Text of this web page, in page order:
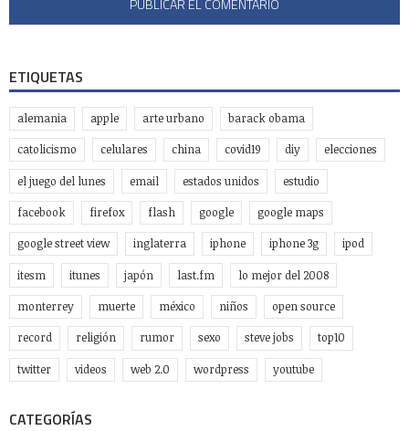
ETIQUETAS
alemania apple arte urbano barack obama
catolicismo celulares china covid19 diy elecciones
el juego del lunes email estados unidos estudio
facebook firefox flash google google maps
google street view inglaterra iphone iphone 3g ipod
itesm itunes japón last.fm lo mejor del 2008
monterrey muerte méxico niños open source
record religión rumor sexo steve jobs top10
twitter videos web 2.0 wordpress youtube
CATEGORÍAS